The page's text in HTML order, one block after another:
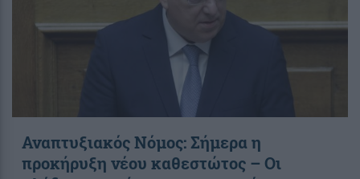
Αναπτυξιακός Νόμος: Σήμερα η
προκήρυξη νέου καθεστώτος – Οι